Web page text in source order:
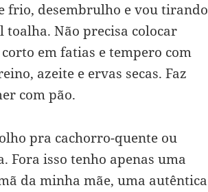
frio, desembrulho e vou tirando
toalha. Não precisa colocar
em fatias e tempero com
azeite e ervas secas. Faz
com pão.
pra cachorro-quente ou
Fora isso tenho apenas uma
da minha mãe, uma autêntica